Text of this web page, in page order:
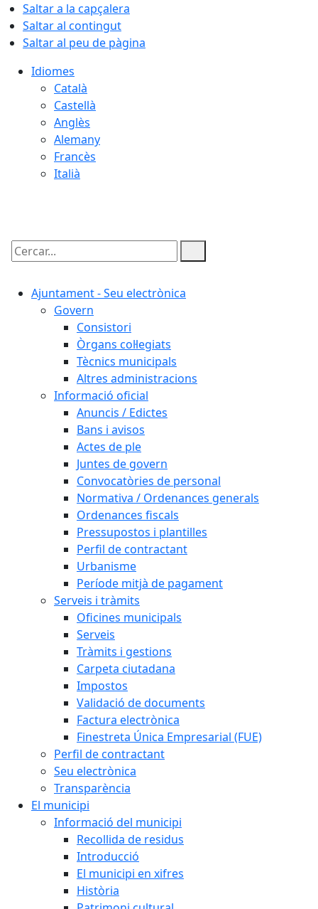
Saltar a la capçalera
Saltar al contingut
Saltar al peu de pàgina
Idiomes
Català
Castellà
Anglès
Alemany
Francès
Italià
Cercar:
Ajuntament - Seu electrònica
Govern
Consistori
Òrgans col·legiats
Tècnics municipals
Altres administracions
Informació oficial
Anuncis / Edictes
Bans i avisos
Actes de ple
Juntes de govern
Convocatòries de personal
Normativa / Ordenances generals
Ordenances fiscals
Pressupostos i plantilles
Perfil de contractant
Urbanisme
Període mitjà de pagament
Serveis i tràmits
Oficines municipals
Serveis
Tràmits i gestions
Carpeta ciutadana
Impostos
Validació de documents
Factura electrònica
Finestreta Única Empresarial (FUE)
Perfil de contractant
Seu electrònica
Transparència
El municipi
Informació del municipi
Recollida de residus
Introducció
El municipi en xifres
Història